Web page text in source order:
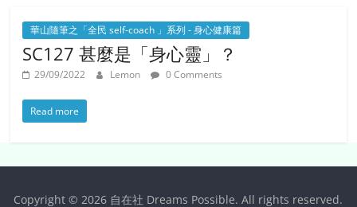
華山隨筆之「全民 self-coach 」系列 - 身心健康篇
SC127 甚麼是「身心靈」？
29/09/2022 Lemon 0 Comments
Read more
Copyright © 2026 自在社 Dreams Possible. All rights reserved.